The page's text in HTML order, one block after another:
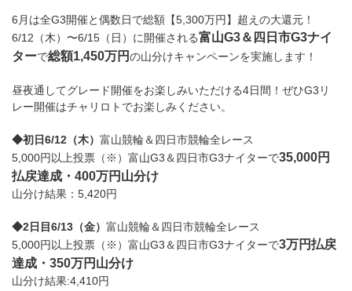
6月は全G3開催と偶数日で総額【5,300万円】超えの大還元！
6/12（木）〜6/15（日）に開催される富山G3＆四日市G3ナイ
ターで総額1,450万円の山分けキャンペーンを実施します！
昼夜通してグレード開催をお楽しみいただける4日間！ぜひG3リ
レー開催はチャリロトでお楽しみください。
◆初日6/12（木） 富山競輪＆四日市競輪全レース
5,000円以上投票（※）富山G3＆四日市G3ナイターで35,000円
払戻達成・400万円山分け
山分け結果：5,420円
◆2日目6/13（金） 富山競輪＆四日市競輪全レース
5,000円以上投票（※）富山G3＆四日市G3ナイターで3万円払戻
達成・350万円山分け
山分け結果:4,410円